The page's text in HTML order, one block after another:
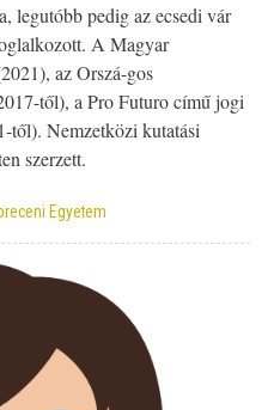
legutóbb pedig az ecsedi vár
A Magyar
az Orszá-gos
től), a Pro Futuro című jogi
től). Nemzetközi kutatási
szerzett.
Egyetem